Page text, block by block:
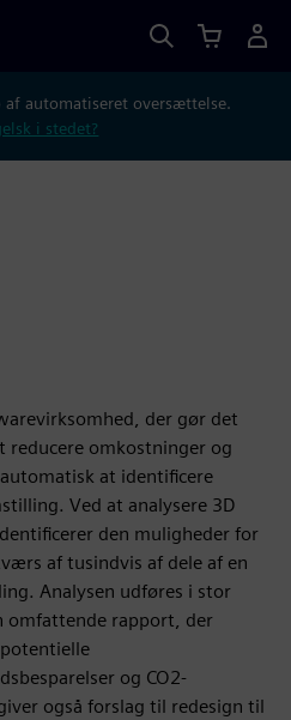
af automatiseret oversættelse.
i stedet?
der gør det
omkostninger og
at identificere
Ved at analysere 3D
den muligheder for
af tusindvis af dele af en
Analysen udføres i stor
omfattende rapport, der
og CO2-
også forslag til redesign til